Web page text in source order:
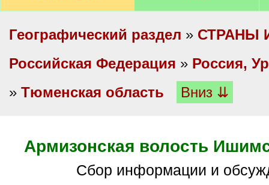
Географический раздел » СТРАНЫ
Российская Федерация » Россия,
» Тюменская область Вниз ⇊
Армизонская волость
Сбор информации и